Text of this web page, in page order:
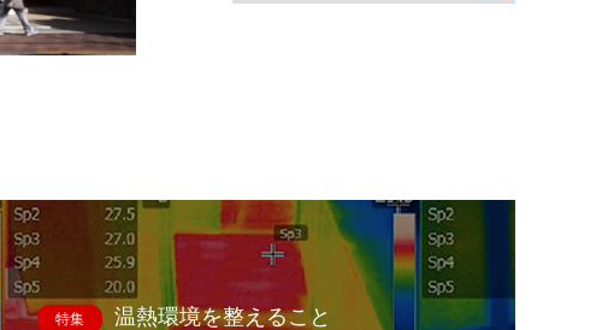
特集 温熱環境を整えること